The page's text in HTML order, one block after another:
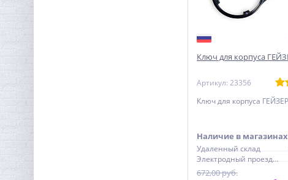
Ключ для корпуса
Артикул: 23356
Ключ для корпуса
Наличие в магазинах
Удаленный склад
Электродный проезд, 6с1
672,00 руб.